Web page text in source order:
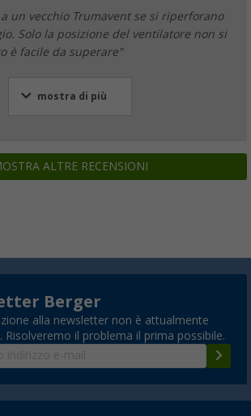
un vecchio Trumavent se si riperforano
Solo la posizione del ventilatore non si
è facile da superare"
mostra di più
ALTRE RECENSIONI
Berger
alla newsletter non è attualmente
Risolveremo il problema il prima possibile.